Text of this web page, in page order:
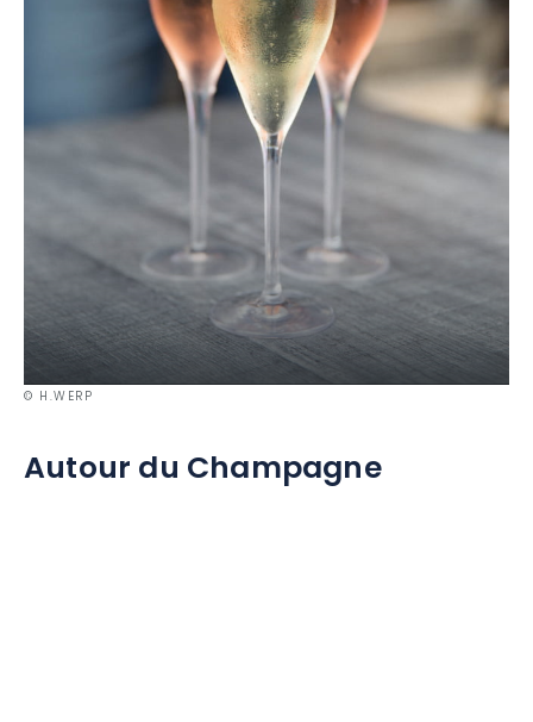
© H.WERP
Autour du Champagne